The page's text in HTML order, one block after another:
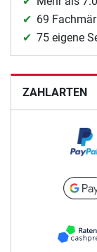
69
75 eigene
ZAHLARTEN